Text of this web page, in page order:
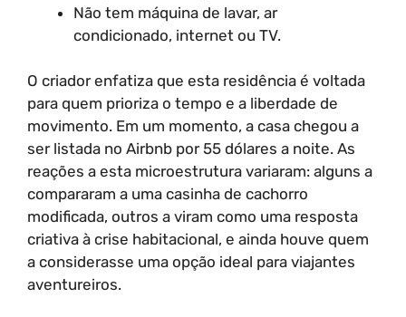
Não tem máquina de lavar, ar
condicionado, internet ou TV.
O criador enfatiza que esta residência é voltada
para quem prioriza o tempo e a liberdade de
movimento. Em um momento, a casa chegou a
ser listada no Airbnb por 55 dólares a noite. As
reações a esta microestrutura variaram: alguns a
compararam a uma casinha de cachorro
modificada, outros a viram como uma resposta
criativa à crise habitacional, e ainda houve quem
a considerasse uma opção ideal para viajantes
aventureiros.